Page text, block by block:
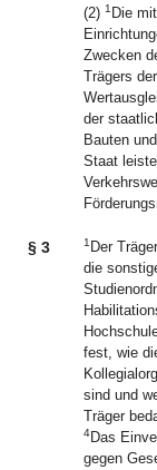
(2) 1 Die
Zwecken
Trägers
der
Bauten
Staat
§ 3 1 Der
die
fest, wie
sind und
Träger
4Das
gegen